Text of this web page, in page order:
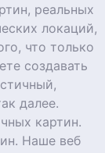
реальных
локаций,
что только
создавать
далее.
картин.
Наше веб